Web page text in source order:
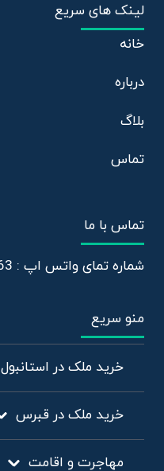
لینک های سریع
خانه
درباره
بلاگ
تماس
تماس با ما
شماره تمای واتس اپ : 05392413363
منو سریع
خرید ملک در استانبول
خرید ملک در قبرس
مهاجرت و اقامت